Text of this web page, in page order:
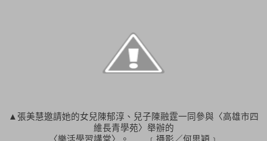
▲張美慧邀請她的女兒陳郁淳、兒子陳融霆一同參與〈高雄市四
維長青學苑〉舉辦的